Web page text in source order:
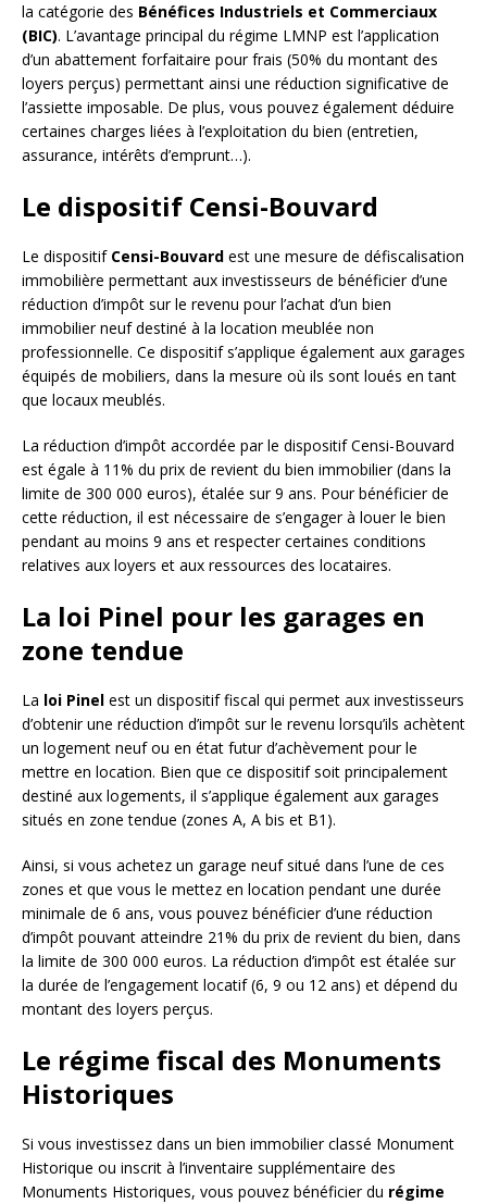
la catégorie des Bénéfices Industriels et Commerciaux
(BIC). L’avantage principal du régime LMNP est l’application
d’un abattement forfaitaire pour frais (50% du montant des
loyers perçus) permettant ainsi une réduction significative de
l’assiette imposable. De plus, vous pouvez également déduire
certaines charges liées à l’exploitation du bien (entretien,
assurance, intérêts d’emprunt…).
Le dispositif Censi-Bouvard
Le dispositif Censi-Bouvard est une mesure de défiscalisation
immobilière permettant aux investisseurs de bénéficier d’une
réduction d’impôt sur le revenu pour l’achat d’un bien
immobilier neuf destiné à la location meublée non
professionnelle. Ce dispositif s’applique également aux garages
équipés de mobiliers, dans la mesure où ils sont loués en tant
que locaux meublés.
La réduction d’impôt accordée par le dispositif Censi-Bouvard
est égale à 11% du prix de revient du bien immobilier (dans la
limite de 300 000 euros), étalée sur 9 ans. Pour bénéficier de
cette réduction, il est nécessaire de s’engager à louer le bien
pendant au moins 9 ans et respecter certaines conditions
relatives aux loyers et aux ressources des locataires.
La loi Pinel pour les garages en
zone tendue
La loi Pinel est un dispositif fiscal qui permet aux investisseurs
d’obtenir une réduction d’impôt sur le revenu lorsqu’ils achètent
un logement neuf ou en état futur d’achèvement pour le
mettre en location. Bien que ce dispositif soit principalement
destiné aux logements, il s’applique également aux garages
situés en zone tendue (zones A, A bis et B1).
Ainsi, si vous achetez un garage neuf situé dans l’une de ces
zones et que vous le mettez en location pendant une durée
minimale de 6 ans, vous pouvez bénéficier d’une réduction
d’impôt pouvant atteindre 21% du prix de revient du bien, dans
la limite de 300 000 euros. La réduction d’impôt est étalée sur
la durée de l’engagement locatif (6, 9 ou 12 ans) et dépend du
montant des loyers perçus.
Le régime fiscal des Monuments
Historiques
Si vous investissez dans un bien immobilier classé Monument
Historique ou inscrit à l’inventaire supplémentaire des
Monuments Historiques, vous pouvez bénéficier du régime